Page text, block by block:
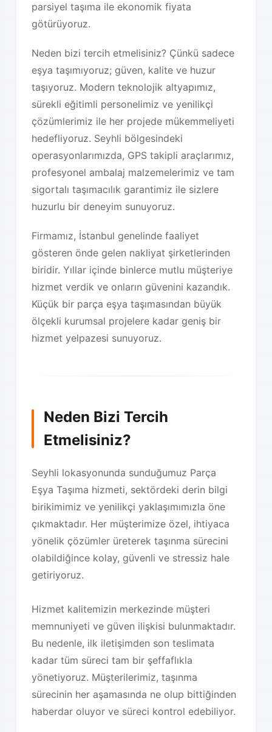
parsiyel taşıma ile ekonomik fiyata
götürüyoruz.
Neden bizi tercih etmelisiniz? Çünkü sadece
eşya taşımıyoruz; güven, kalite ve huzur
taşıyoruz. Modern teknolojik altyapımız,
sürekli eğitimli personelimiz ve yenilikçi
çözümlerimiz ile her projede mükemmeliyeti
hedefliyoruz. Seyhli bölgesindeki
operasyonlarımızda, GPS takipli araçlarımız,
profesyonel ambalaj malzemelerimiz ve tam
sigortalı taşımacılık garantimiz ile sizlere
huzurlu bir deneyim sunuyoruz.
Firmamız, İstanbul genelinde faaliyet
gösteren önde gelen nakliyat şirketlerinden
biridir. Yıllar içinde binlerce mutlu müşteriye
hizmet verdik ve onların güvenini kazandık.
Küçük bir parça eşya taşımasından büyük
ölçekli kurumsal projelere kadar geniş bir
hizmet yelpazesi sunuyoruz.
Neden Bizi Tercih
Etmelisiniz?
Seyhli lokasyonunda sunduğumuz Parça
Eşya Taşıma hizmeti, sektördeki derin bilgi
birikimimiz ve yenilikçi yaklaşımımızla öne
çıkmaktadır. Her müşterimize özel, ihtiyaca
yönelik çözümler üreterek taşınma sürecini
olabildiğince kolay, güvenli ve stressiz hale
getiriyoruz.
Hizmet kalitemizin merkezinde müşteri
memnuniyeti ve güven ilişkisi bulunmaktadır.
Bu nedenle, ilk iletişimden son teslimata
kadar tüm süreci tam bir şeffaflıkla
yönetiyoruz. Müşterilerimiz, taşınma
sürecinin her aşamasında ne olup bittiğinden
haberdar oluyor ve süreci kontrol edebiliyor.